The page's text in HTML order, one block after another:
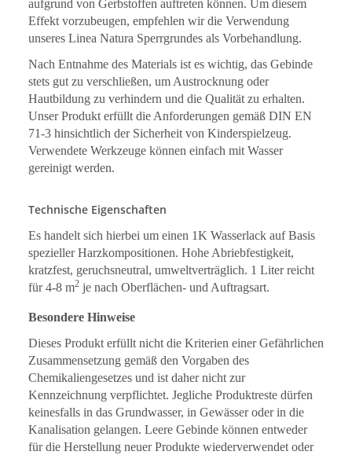
aufgrund von Gerbstoffen auftreten können. Um diesem
Effekt vorzubeugen, empfehlen wir die Verwendung
unseres Linea Natura Sperrgrundes als Vorbehandlung.
Nach Entnahme des Materials ist es wichtig, das Gebinde
stets gut zu verschließen, um Austrocknung oder
Hautbildung zu verhindern und die Qualität zu erhalten.
Unser Produkt erfüllt die Anforderungen gemäß DIN EN
71-3 hinsichtlich der Sicherheit von Kinderspielzeug.
Verwendete Werkzeuge können einfach mit Wasser
gereinigt werden.
Technische Eigenschaften
Es handelt sich hierbei um einen 1K Wasserlack auf Basis
spezieller Harzkompositionen. Hohe Abriebfestigkeit,
kratzfest, geruchsneutral, umweltverträglich. 1 Liter reicht
für 4-8 m2 je nach Oberflächen- und Auftragsart.
Besondere Hinweise
Dieses Produkt erfüllt nicht die Kriterien einer Gefährlichen
Zusammensetzung gemäß den Vorgaben des
Chemikaliengesetzes und ist daher nicht zur
Kennzeichnung verpflichtet. Jegliche Produktreste dürfen
keinesfalls in das Grundwasser, in Gewässer oder in die
Kanalisation gelangen. Leere Gebinde können entweder
für die Herstellung neuer Produkte wiederverwendet oder